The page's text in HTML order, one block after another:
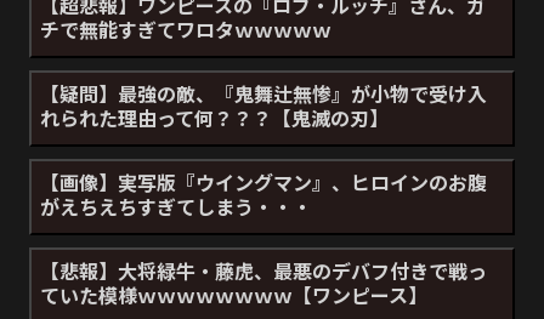
チで無能すぎてワロタｗｗｗｗｗ
【疑問】最強の敵、『鬼舞辻無惨』が小物で受け入
れられた理由って何？？？【鬼滅の刃】
【画像】実写版『ウイングマン』、ヒロインのお腹
がえちえちすぎてしまう・・・
【悲報】大将緑牛・藤虎、最悪のデバフ付きで戦っ
ていた模様ｗｗｗｗｗｗｗｗ【ワンピース】